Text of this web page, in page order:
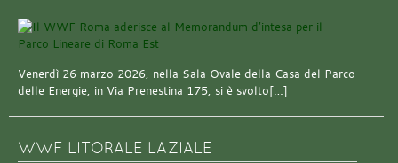
Venerdì 26 marzo 2026, nella Sala Ovale della Casa del Parco
delle Energie, in Via Prenestina 175, si è svolto[…]
WWF LITORALE LAZIALE